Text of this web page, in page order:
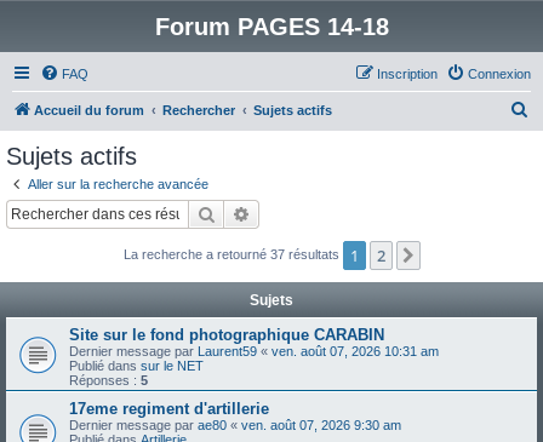
Forum PAGES 14-18
FAQ Connexion
Inscription
Accueil du forum Rechercher Sujets actifs
c
Sujets actifs
Aller sur la recherche avancée
Rechercher
La recherche a retourné 37 résultats 1 2
Sujets
Site sur le fond photographique CARABIN
Dernier message par Laurent59 « ven. août 07, 2026 10:31 am
Publié dans sur le NET
Réponses : 5
17eme regiment d'artillerie
Dernier message par ae80 « ven. août 07, 2026 9:30 am
Publié dans Artillerie